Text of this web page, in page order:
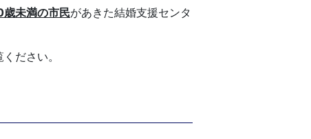
未満の市民があきた結婚支援センタ
ださい。